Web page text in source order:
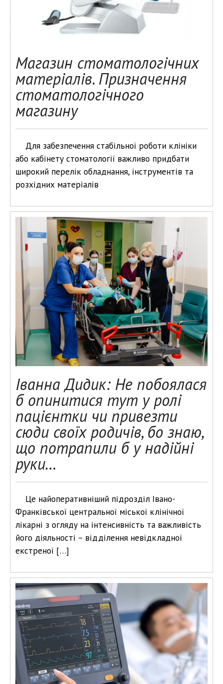
Магазин стоматологічних
матеріалів. Призначення
стоматологічного
магазину
Для забезпечення стабільної роботи клініки
або кабінету стоматології важливо придбати
широкий перелік обладнання, інструментів та
розхідних матеріалів
Іванна Дидик: Не побоялася
б опинитися тут у ролі
пацієнтки чи привезти
сюди своїх родичів, бо знаю,
що потрапили б у надійні
руки…
Це найоперативніший підрозділ Івано-
Франківської центральної міської клінічної
лікарні з огляду на інтенсивність та важливість
його діяльності – відділення невідкладної
екстреної […]